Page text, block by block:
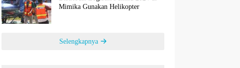
Mimika Gunakan Helikopter
Selengkapnya